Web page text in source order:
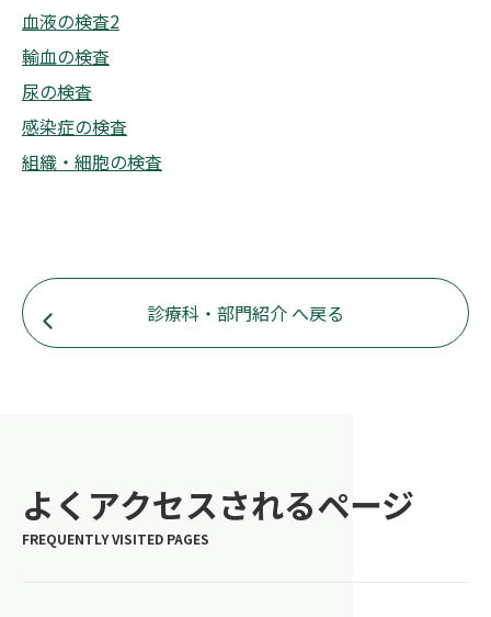
血液の検査2
輸血の検査
尿の検査
感染症の検査
組織・細胞の検査
診療科・部門紹介 へ戻る
よくアクセスされるページ